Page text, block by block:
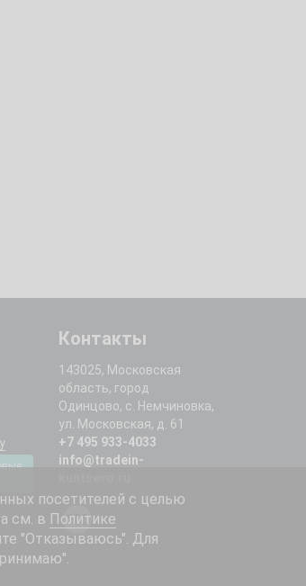
Контакты
143025, Московская
область, город
Одинцово, с. Немчиновка,
ул. Московская, д. 61
+7 495 933-4033
info@tradein-
посетителей с целью
см. в Политике
"Отказываюсь". Для